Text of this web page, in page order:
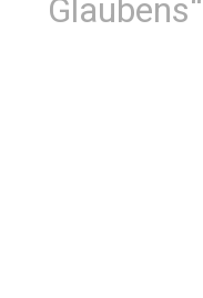
Glaubens“